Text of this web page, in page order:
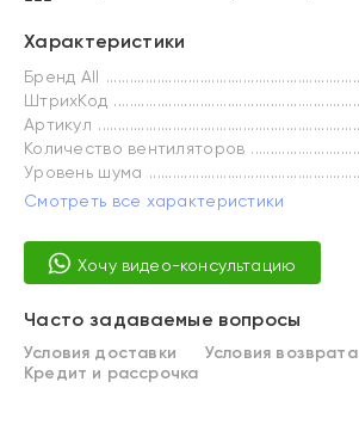
Характеристики
Бренд All
ШтрихКод
Артикул
Количество вентиляторов
Уровень шума
Смотреть все характеристики
Хочу видео-консультацию
Часто задаваемые вопросы
Условия доставки
Условия возврата
Кредит и рассрочка